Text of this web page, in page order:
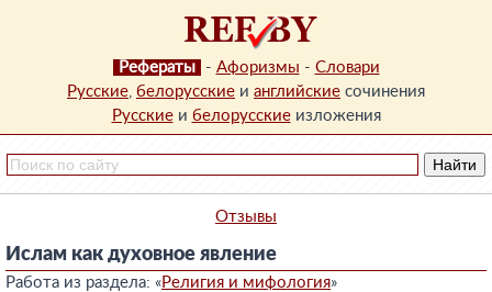
Рефераты - Афоризмы - Словари
Русские, белорусские и английские сочинения
Русскиеи белорусскиеизложения
Отзывы
Ислам как духовное явление
Работа из раздела: «Религия и мифология»